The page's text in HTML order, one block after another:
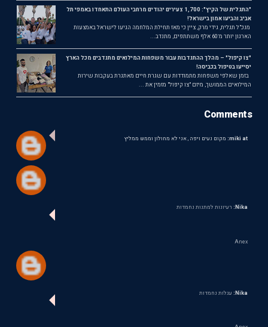
"התגלית של הקיץ": 1,700 צעירים יהודים מרחבי העולם התאחדו באמפי תל
אביב והביעו אמון בישראל!
מנכ"ל תגלית, גידי מרק, ציין כי מאז תחילת המלחמה הגיעו לישראל באמצעות
הארגון יותר מ־60 אלף משתתפים, מתנדב...
"צו קיפול" – מהלך ההתנדבות עבור משפחות המילואים מתנדבים מכל הארץ
יסייעו בטיפול בכביסה!
בזמן שאלפי משפחות מתמודדות עם שגרת חיים מאתגרת בעקבות שירות
המילואים הממושך, מיזם "צו קיפול" מזמין את ...
Comments
miki at: מקום נעים ויפה , אני לא מחולון וממש ממליץ
Nika: רעיונות למתנות נחמדות
Anex
Nika: עגלות נחמדות